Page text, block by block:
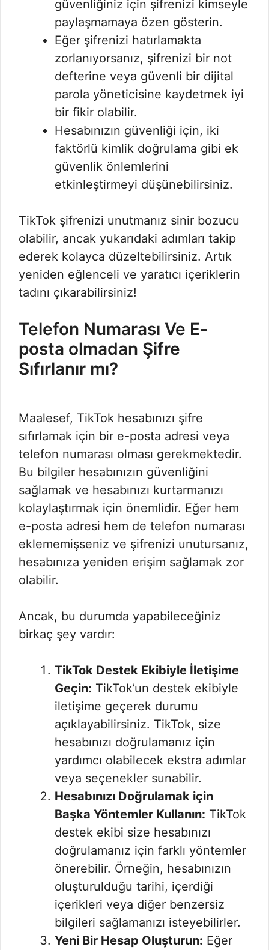
güvenliğiniz için şifrenizi kimseyle
paylaşmamaya özen gösterin.
Eğer şifrenizi hatırlamakta
zorlanıyorsanız, şifrenizi bir not
defterine veya güvenli bir dijital
parola yöneticisine kaydetmek iyi
bir fikir olabilir.
Hesabınızın güvenliği için, iki
faktörlü kimlik doğrulama gibi ek
güvenlik önlemlerini
etkinleştirmeyi düşünebilirsiniz.
TikTok şifrenizi unutmanız sinir bozucu
olabilir, ancak yukarıdaki adımları takip
ederek kolayca düzeltebilirsiniz. Artık
yeniden eğlenceli ve yaratıcı içeriklerin
tadını çıkarabilirsiniz!
Telefon Numarası Ve E-
posta olmadan Şifre
Sıfırlanır mı?
Maalesef, TikTok hesabınızı şifre
sıfırlamak için bir e-posta adresi veya
telefon numarası olması gerekmektedir.
Bu bilgiler hesabınızın güvenliğini
sağlamak ve hesabınızı kurtarmanızı
kolaylaştırmak için önemlidir. Eğer hem
e-posta adresi hem de telefon numarası
eklememişseniz ve şifrenizi unutursanız,
hesabınıza yeniden erişim sağlamak zor
olabilir.
Ancak, bu durumda yapabileceğiniz
birkaç şey vardır:
TikTok Destek Ekibiyle İletişime
Geçin: TikTok’un destek ekibiyle
iletişime geçerek durumu
açıklayabilirsiniz. TikTok, size
hesabınızı doğrulamanız için
yardımcı olabilecek ekstra adımlar
veya seçenekler sunabilir.
Hesabınızı Doğrulamak için
Başka Yöntemler Kullanın: TikTok
destek ekibi size hesabınızı
doğrulamanız için farklı yöntemler
önerebilir. Örneğin, hesabınızın
oluşturulduğu tarihi, içerdiği
içerikleri veya diğer benzersiz
bilgileri sağlamanızı isteyebilirler.
Yeni Bir Hesap Oluşturun: Eğer